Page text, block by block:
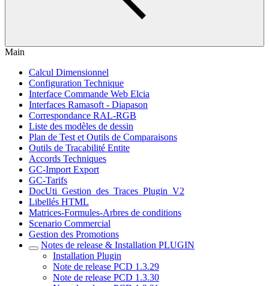
Main
Calcul Dimensionnel
Configuration Technique
Interface Commande Web Elcia
Interfaces Ramasoft - Diapason
Correspondance RAL-RGB
Liste des modèles de dessin
Plan de Test et Outils de Comparaisons
Outils de Tracabilité Entite
Accords Techniques
GC-Import Export
GC-Tarifs
DocUti_Gestion_des_Traces_Plugin_V2
Libellés HTML
Matrices-Formules-Arbres de conditions
Scenario Commercial
Gestion des Promotions
Notes de release & Installation PLUGIN
Installation Plugin
Note de release PCD 1.3.29
Note de release PCD 1.3.30